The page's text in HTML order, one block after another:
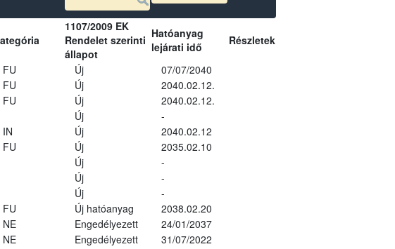
1107/2009 EK
Rendelet szerinti
állapot
Hatóanyag
lejárati idő
Részletek
FU Új
07/07/2040
FU Új
2040.02.12.
FU Új
2040.02.12.
Új
-
IN Új
2040.02.12
FU Új
2035.02.10
Új
-
Új
-
Új
-
FU Új hatóanyag
2038.02.20
NE Engedélyezett
24/01/2037
NE Engedélyezett
31/07/2022